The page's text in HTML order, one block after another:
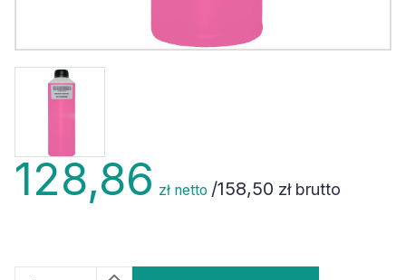
128,86 zł netto /158,50 zł brutto